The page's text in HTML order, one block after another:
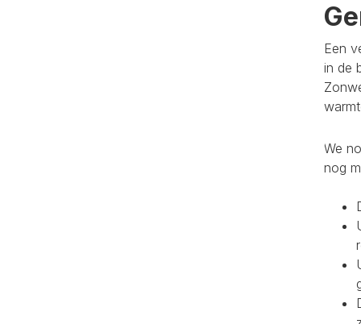
Een
in de
We
nog